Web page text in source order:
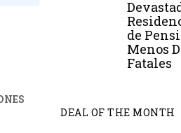
de
Menos
Fatales
DEAL OF THE MONTH